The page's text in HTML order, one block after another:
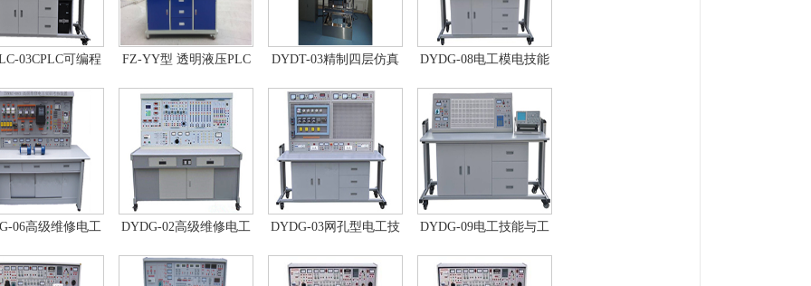
03CPLC可编程
动控制原理综合
实验台
FZ-YY型 透明液压PLC
DYDT-03精制四层仿真
DYDG-08电工模电技能
06高级维修电工
型）
DYDG-02高级维修电工
DYDG-03网孔型电工技
（双面、四组）
DYDG-09电工技能与工
设备